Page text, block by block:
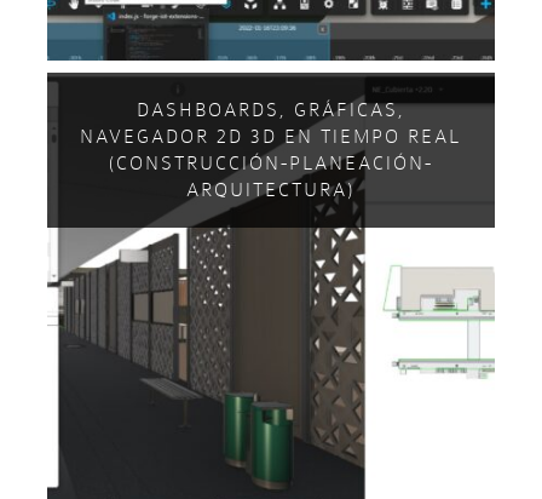
DASHBOARDS, GRÁFICAS,
NAVEGADOR 2D 3D EN TIEMPO REAL
(CONSTRUCCIÓN-PLANEACIÓN-
ARQUITECTURA)